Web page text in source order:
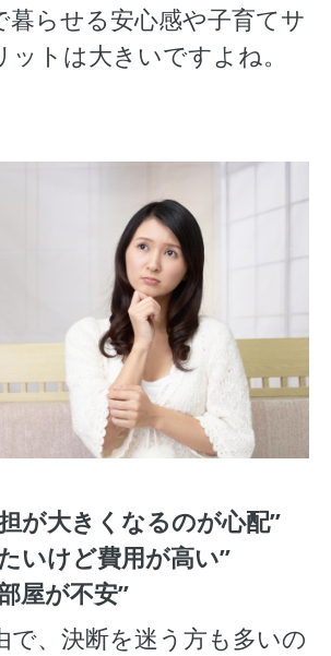
暮らせる安心感や子育てサ
トは大きいですよね。
が大きくなるのが心配”
いけど費用が高い”
屋が不安”
で、決断を迷う方も多いの